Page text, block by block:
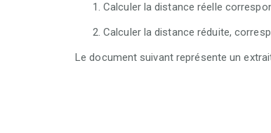
Calculer la distance réelle
Calculer la distance réduite,
Le document suivant représente un